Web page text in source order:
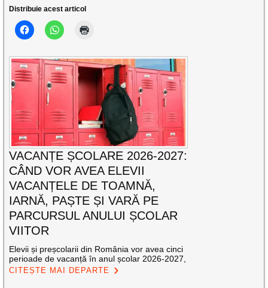
Distribuie acest articol
VACANȚE ȘCOLARE 2026-2027:
CÂND VOR AVEA ELEVII
VACANȚELE DE TOAMNĂ,
IARNĂ, PAȘTE ȘI VARĂ PE
PARCURSUL ANULUI ȘCOLAR
VIITOR
Elevii și preșcolarii din România vor avea cinci
perioade de vacanță în anul școlar 2026-2027,
CITEȘTE MAI DEPARTE